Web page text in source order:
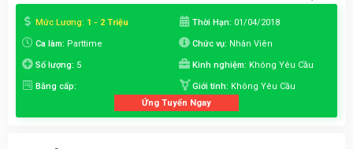
Mức Lương: 1 - 2 Triệu Thời Hạn: 01/04/2018
Ca làm: Parttime Chức vụ: Nhân Viên
Số lượng: 5 Kinh nghiệm: Không Yêu Cầu
Bằng cấp: Giới tính: Không Yêu Cầu
Ứng Tuyển Ngay